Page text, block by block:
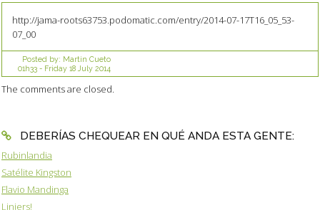
http://jama-roots63753.podomatic.com/entry/2014-07-17T16_05_53-
07_00
Posted by: Martin Cueto
01h33- Friday 18 July 2014
The comments are closed.
DEBERÍAS CHEQUEAR EN QUÉ ANDA ESTA GENTE:
Rubinlandia
Satélite Kingston
Flavio Mandinga
Liniers!